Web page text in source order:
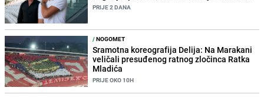
PRIJE 2 DANA
/NOGOMET
Sramotna koreografija Delija: Na Marakani
veličali presuđenog ratnog zločinca Ratka
Mladića
PRIJE OKO 10H